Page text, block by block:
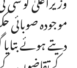
موجودہ
دیتے ہوئے